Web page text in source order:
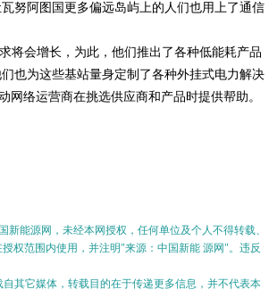
努阿图国更多偏远岛屿上的人们也用上了通信
将会增长，为此，他们推出了各种低能耗产品
也为这些基站量身定制了各种外挂式电力解决
网络运营商在挑选供应商和产品时提供帮助。
能源网，未经本网授权，任何单位及个人不得转载、
权范围内使用，并注明"来源：中国新能 源网"。违反
其它媒体，转载目的在于传递更多信息，并不代表本